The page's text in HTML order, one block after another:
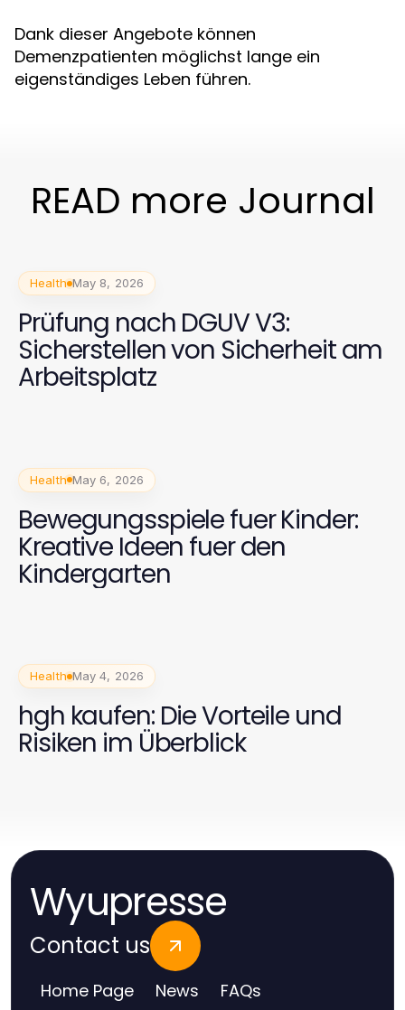
Dank dieser Angebote können
Demenzpatienten möglichst lange ein
eigenständiges Leben führen.
READ more Journal
Health May 8, 2026
Prüfung nach DGUV V3:
Sicherstellen von Sicherheit am
Arbeitsplatz
Health May 6, 2026
Bewegungsspiele fuer Kinder:
Kreative Ideen fuer den
Kindergarten
Health May 4, 2026
hgh kaufen: Die Vorteile und
Risiken im Überblick
Wyupresse
Contact us
Home Page News FAQs